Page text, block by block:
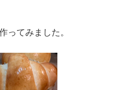
ってみました。